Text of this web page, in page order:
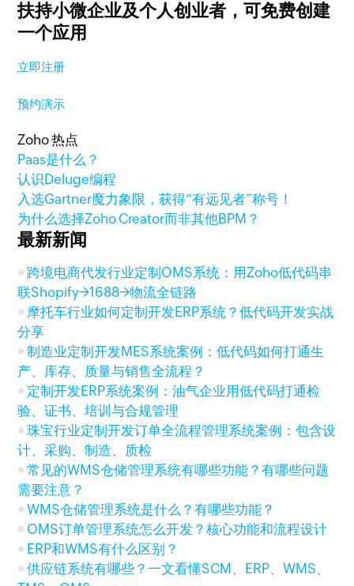
扶持小微企业及个人创业者，可免费创建
一个应用
立即注册
预约演示
Zoho 热点
Paas是什么？
认识Deluge编程
入选Gartner魔力象限，获得“有远见者”称号！
为什么选择Zoho Creator而非其他BPM？
最新新闻
跨境电商代发行业定制OMS系统：用Zoho低代码串
联Shopify→1688→物流全链路
摩托车行业如何定制开发ERP系统？低代码开发实战
分享
制造业定制开发MES系统案例：低代码如何打通生
产、库存、质量与销售全流程？
定制开发ERP系统案例：油气企业用低代码打通检
验、证书、培训与合规管理
珠宝行业定制开发订单全流程管理系统案例：包含设
计、采购、制造、质检
常见的WMS仓储管理系统有哪些功能？有哪些问题
需要注意？
WMS仓储管理系统是什么？有哪些功能？
OMS订单管理系统怎么开发？核心功能和流程设计
ERP和WMS有什么区别？
供应链系统有哪些？一文看懂SCM、ERP、WMS、